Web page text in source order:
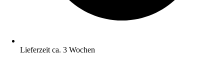
Lieferzeit ca. 3 Wochen